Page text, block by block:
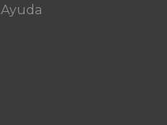
Ayuda